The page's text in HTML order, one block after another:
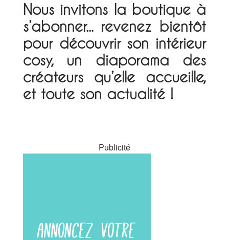
Nous invitons la boutique à
s’abonner... revenez bientôt
pour découvrir son intérieur
cosy, un diaporama des
créateurs qu’elle accueille,
et toute son actualité !
Publicité